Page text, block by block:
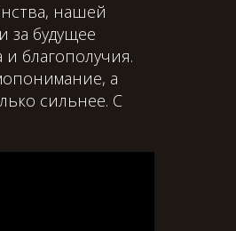
нашей
за будущее
благополучия.
а
сильнее. С